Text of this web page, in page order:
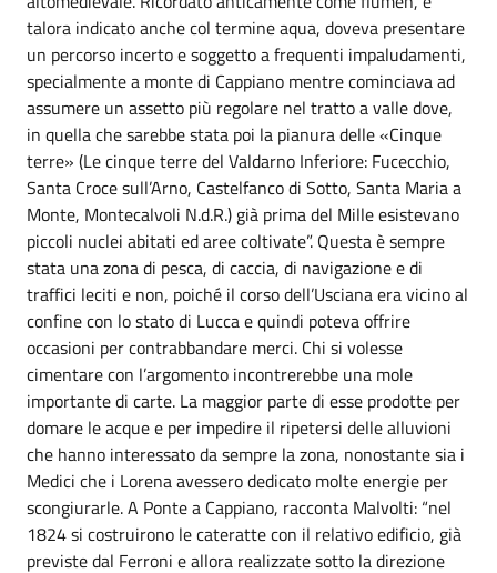
talora indicato anche col termine aqua, doveva presentare
un percorso incerto e soggetto a frequenti impaludamenti,
specialmente a monte di Cappiano mentre cominciava ad
assumere un assetto più regolare nel tratto a valle dove,
in quella che sarebbe stata poi la pianura delle «Cinque
terre» (Le cinque terre del Valdarno Inferiore: Fucecchio,
Santa Croce sull’Arno, Castelfanco di Sotto, Santa Maria a
Monte, Montecalvoli N.d.R.) già prima del Mille esistevano
piccoli nuclei abitati ed aree coltivate”. Questa è sempre
stata una zona di pesca, di caccia, di navigazione e di
traffici leciti e non, poiché il corso dell’Usciana era vicino al
confine con lo stato di Lucca e quindi poteva offrire
occasioni per contrabbandare merci. Chi si volesse
cimentare con l’argomento incontrerebbe una mole
importante di carte. La maggior parte di esse prodotte per
domare le acque e per impedire il ripetersi delle alluvioni
che hanno interessato da sempre la zona, nonostante sia i
Medici che i Lorena avessero dedicato molte energie per
scongiurarle. A Ponte a Cappiano, racconta Malvolti: “nel
1824 si costruirono le cateratte con il relativo edificio, già
previste dal Ferroni e allora realizzate sotto la direzione